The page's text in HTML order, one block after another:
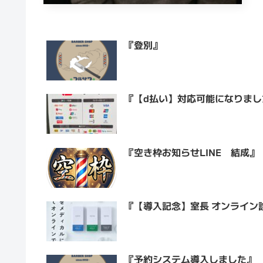
『登別』
『【d払い】対応可能になりまし
『空き枠お知らせLINE 結成』
『【導入記念】室長 オンライン
『予約システム導入しました』